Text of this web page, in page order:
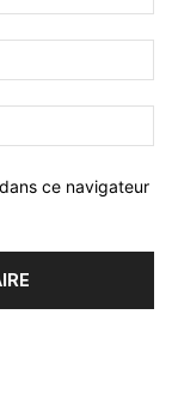
ce navigateur